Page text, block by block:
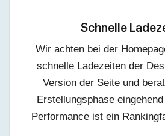
Schnelle
Wir achten bei der
schnelle Ladezeiten der
Version der Seite und
Erstellungsphase
Performance ist ein